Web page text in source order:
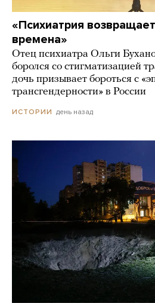
«Психиатрия
времена»
Отец психиатра Ольги
боролся со стигматизацией
дочь призывает бороться с
трансгендерности» в России
ИСТОРИИ день назад